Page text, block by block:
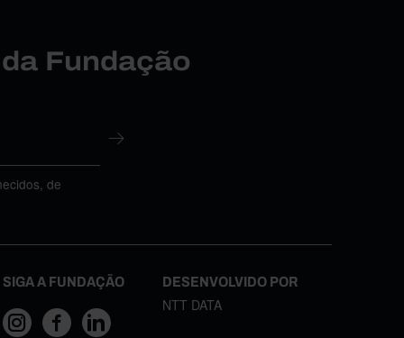
Fundação
de
SIGA A FUNDAÇÃO DESENVOLVIDO POR
NTT DATA